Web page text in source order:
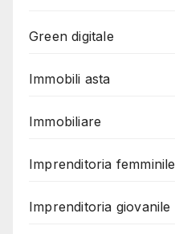
Green digitale
Immobili asta
Immobiliare
Imprenditoria femminile
Imprenditoria giovanile